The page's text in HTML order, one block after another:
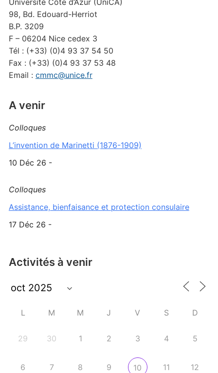
Université Côte d’Azur (UniCA)
98, Bd. Edouard-Herriot
B.P. 3209
F – 06204 Nice cedex 3
Tél : (+33) (0)4 93 37 54 50
Fax : (+33) (0)4 93 37 53 48
Email : cmmc@unice.fr
A venir
Colloques
L’invention de Marinetti (1876-1909)
10 Déc 26 -
Colloques
Assistance, bienfaisance et protection consulaire
17 Déc 26 -
Activités à venir
L M M J V S D
29 30 1 2 3 4 5
6 7 8 9 10 11 12